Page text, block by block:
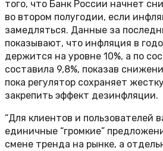
того, что Банк России начнет
во втором полугодии, если
замедляться. Данные за
показывают, что инфляция в
держится на уровне 10%, а по
составила 9,8%, показав
пока регулятор сохраняет
закрепить эффект дезинфляции.
“Для клиентов и пользователей
единичные “громкие”
смене тренда на рынке, а